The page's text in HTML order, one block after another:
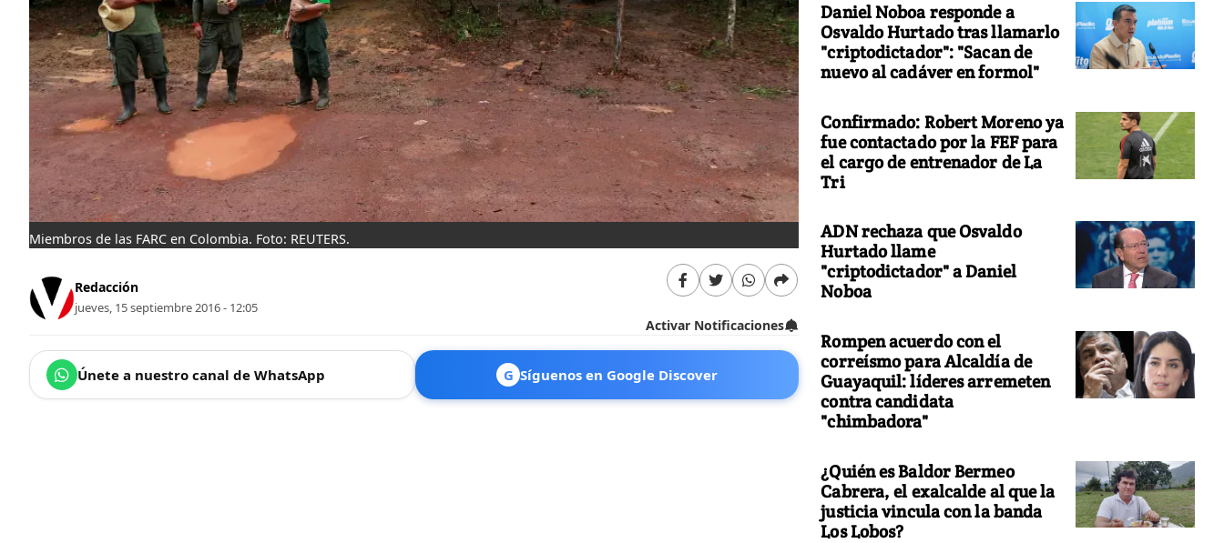
Miembros de las FARC en Colombia. Foto: REUTERS.
Redacción
jueves, 15 septiembre 2016 - 12:05
Activar Notificaciones
Únete a nuestro canal de WhatsApp G Síguenos en Google Discover
Daniel Noboa responde a
Osvaldo Hurtado tras llamarlo
"criptodictador": "Sacan de
nuevo al cadáver en formol"
Confirmado: Robert Moreno ya
fue contactado por la FEF para
el cargo de entrenador de La
Tri
ADN rechaza que Osvaldo
Hurtado llame
"criptodictador" a Daniel
Noboa
Rompen acuerdo con el
correísmo para Alcaldía de
Guayaquil: líderes arremeten
contra candidata
"chimbadora"
¿Quién es Baldor Bermeo
Cabrera, el exalcalde al que la
justicia vincula con la banda
Los Lobos?